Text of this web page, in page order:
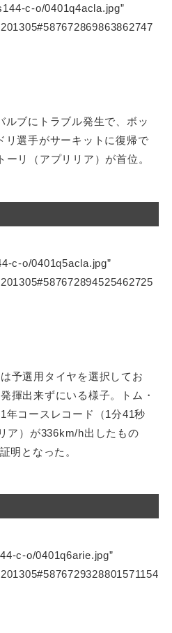
c-o/0401q4acla.jpg”
ブにトラブル発生で、ボッ
リ選手がサーキットに復帰で
リ（アプリリア）が首位。
c-o/0401q5acla.jpg”
予選用タイヤを選択してお
揮出来ずにいる様子。トム・
年コースレコード（1分41秒
ア）が336km/h出したもの
明となった。
c-o/0401q6arie.jpg”